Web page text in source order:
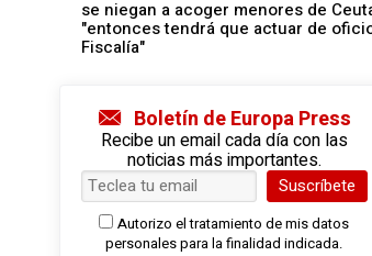
se niegan a acoger menores de
"entonces tendrá que actuar de
Fiscalía"
Boletín de Europa Press
Recibe un email cada día con las
noticias más importantes.
Suscríbete
Autorizo el tratamiento de mis datos
personales para la finalidad indicada.